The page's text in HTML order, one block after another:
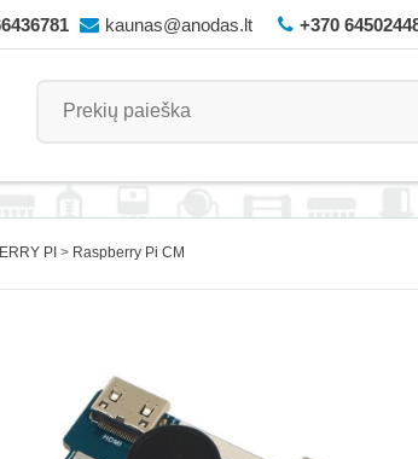
kaunas@anodas.lt +370
PI Raspberry Pi CM